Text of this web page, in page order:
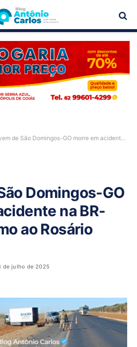
PUBLICIDADE
de São Domingos-GO morre em acidente na BR-020, próximo ao Rosário
Domingos-GO
na BR-
ao Rosário
de julho de 2025